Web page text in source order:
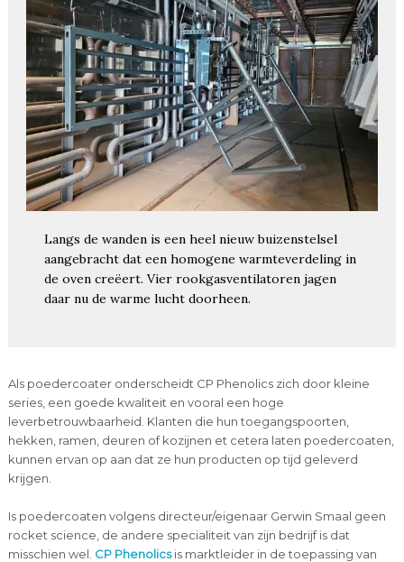
Langs de wanden is een heel nieuw buizenstelsel
aangebracht dat een homogene warmteverdeling in
de oven creëert. Vier rookgasventilatoren jagen
daar nu de warme lucht doorheen.
Als poedercoater onderscheidt CP Phenolics zich door kleine
series, een goede kwaliteit en vooral een hoge
leverbetrouwbaarheid. Klanten die hun toegangspoorten,
hekken, ramen, deuren of kozijnen et cetera laten poedercoaten,
kunnen ervan op aan dat ze hun producten op tijd geleverd
krijgen.
Is poedercoaten volgens directeur/eigenaar Gerwin Smaal geen
rocket science, de andere specialiteit van zijn bedrijf is dat
misschien wel. CP Phenolicsis marktleider in de toepassing van